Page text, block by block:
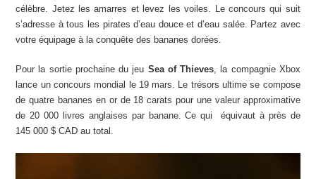
célèbre. Jetez les amarres et levez les voiles. Le concours qui suit
s’adresse à tous les pirates d’eau douce et d’eau salée. Partez avec
votre équipage à la conquête des bananes dorées.
Pour la sortie prochaine du jeu Sea of Thieves, la compagnie Xbox
lance un concours mondial le 19 mars. Le trésors ultime se compose
de quatre bananes en or de 18 carats pour une valeur approximative
de 20 000 livres anglaises par banane. Ce qui équivaut à près de
145 000 $ CAD au total.